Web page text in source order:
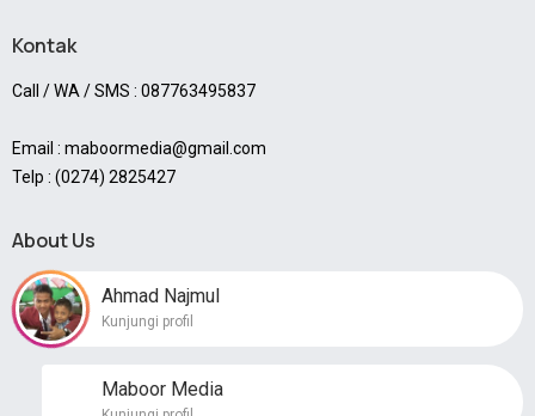
Kontak
Call / WA / SMS : 087763495837
Email : maboormedia@gmail.com
Telp : (0274) 2825427
About Us
Ahmad Najmul
Kunjungi profil
Maboor Media